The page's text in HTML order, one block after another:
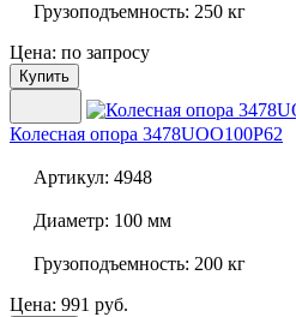
Грузоподъемность: 250 кг
Цена: по запросу
Купить
Колесная опора 3478UOO100P62
Артикул: 4948
Диаметр: 100 мм
Грузоподъемность: 200 кг
Цена: 991 руб.